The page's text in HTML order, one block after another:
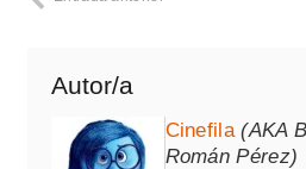
Autor/a
Cinefila (AKA
Román Pérez)